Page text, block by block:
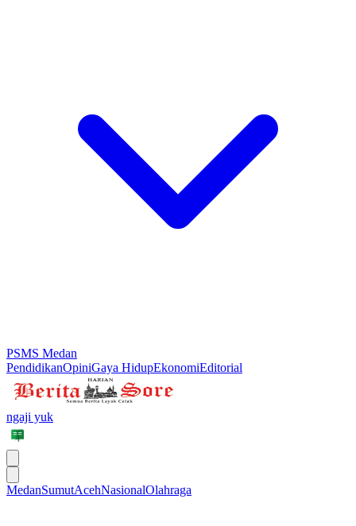
PSMS Medan
PendidikanOpiniGaya HidupEkonomiEditorial
ngaji yuk
MedanSumutAcehNasionalOlahraga